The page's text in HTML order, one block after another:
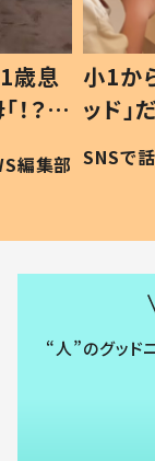
歳息
？」
編集部
小1か
ッド
作り
#令和
SNSで
“人”のグッド